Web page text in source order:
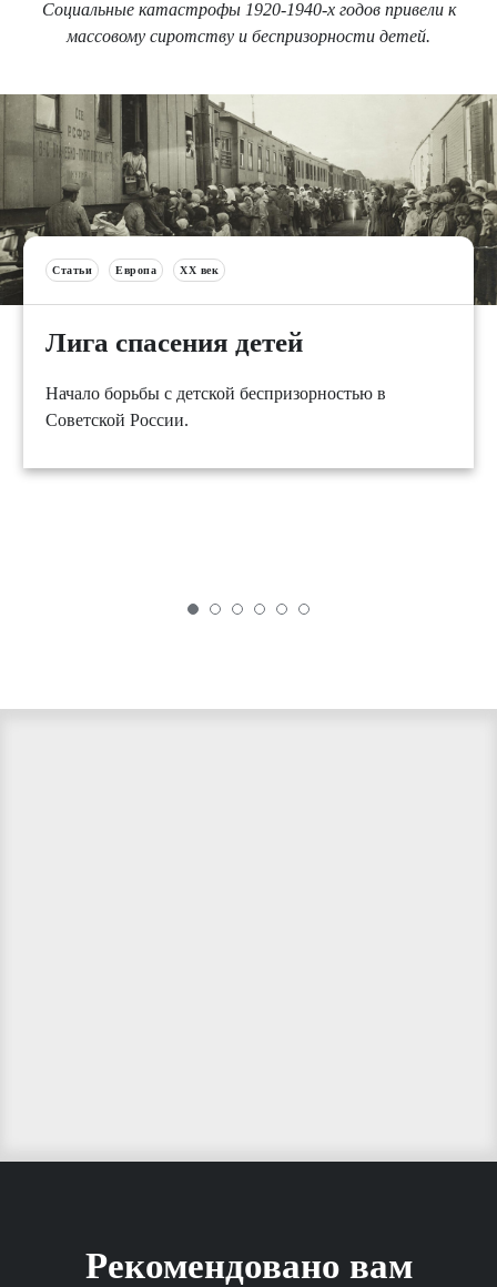
Социальные катастрофы 1920-1940-х годов привели к
массовому сиротству и беспризорности детей.
Статьи Европа XX век
Лига спасения детей
Начало борьбы с детской беспризорностью в
Советской России.
Рекомендовано вам